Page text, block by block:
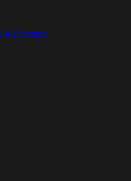
FAQContact